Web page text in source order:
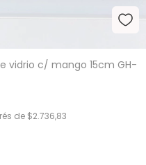
vidrio c/ mango 15cm GH-
de $2.736,83